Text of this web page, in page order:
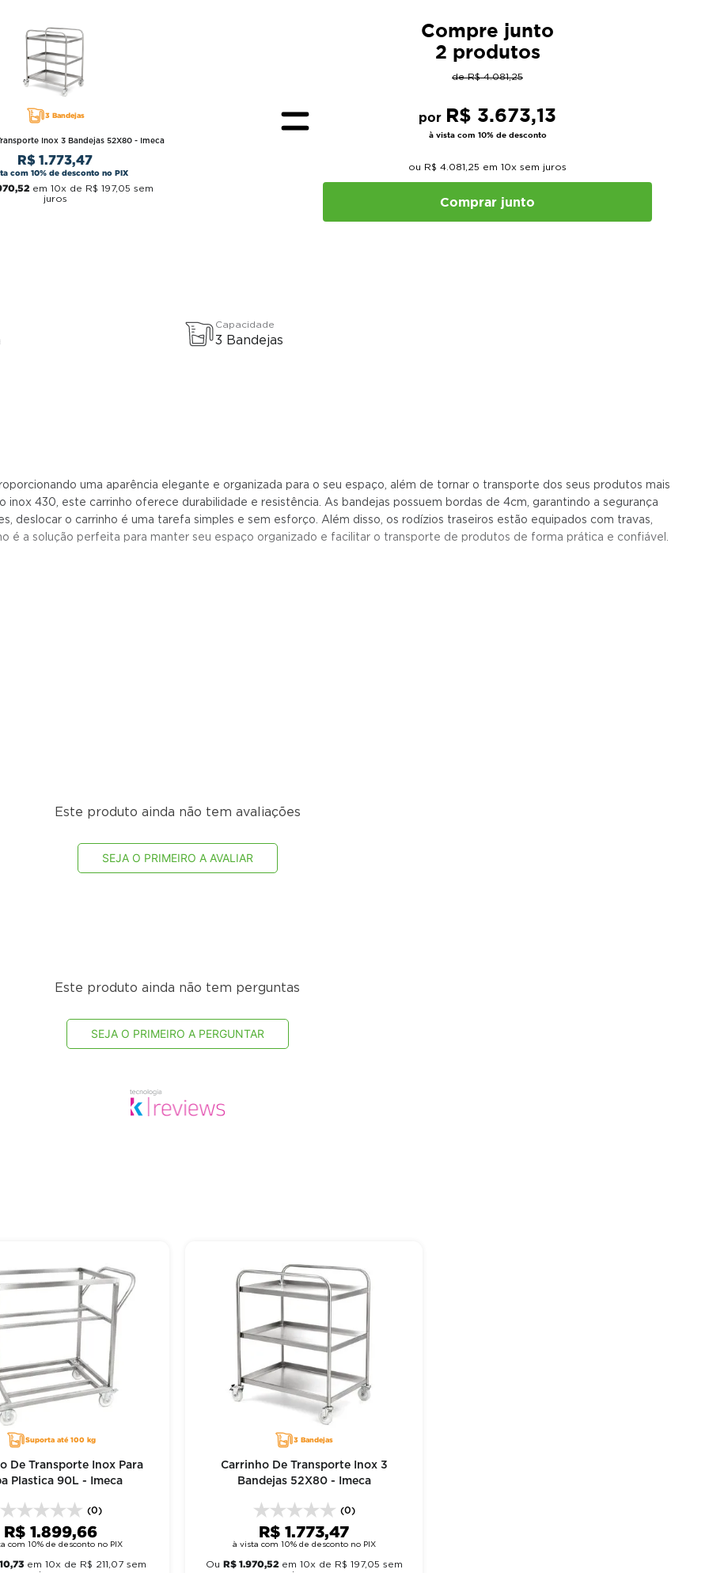
3 Bandejas
Inox 3 Bandejas 52X80 - Imeca
R$ 1 .773,47
com 10% de desconto no PIX
,52 em 10x de R$ 197, 05 sem
juros
Compre junto
2 produtos
deR$ 4.081,25
por R$ 3.673,13
à vista com 10% de desconto
ou R$ 4 081 25 em 10x sem juros
Comprar junto
Capacidade
3 Bandejas
uma aparência elegante e organizada para o seu espaço, além de tornar o transporte dos seus produtos mais
430, este carrinho oferece durabilidade e resistência. As bandejas possuem bordas de 4cm, garantindo a segurança
deslocar o carrinho é uma tarefa simples e sem esforço. Além disso, os rodízios traseiros estão equipados com travas,
é a solução perfeita para manter seu espaço organizado e facilitar o transporte de produtos de forma prática e confiável.
Este produto ainda não tem avaliações
SEJA O PRIMEIRO A AVALIAR
Este produto ainda não tem perguntas
SEJA O PRIMEIRO A PERGUNTAR
Suporta até 100 kg
De Transporte Inox Para
Plastica 90L - Imeca
(0)
R$ 1.899,66
com 10% de desconto no PIX
,73 em 10x de R$ 211 07 sem
3 Bandejas
Carrinho De Transporte Inox 3
Bandejas 52X80 - Imeca
(0)
R$ 1.773,47
à vista com 10% de desconto no PIX
Ou R$ 1.970,52em 10x de R$ 197, 05 sem